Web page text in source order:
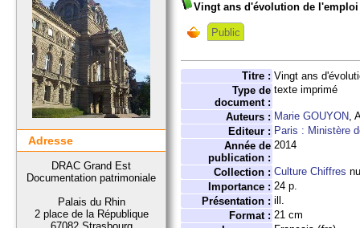
Vingt ans d'évolution de
Public
Titre : Vingt ans
Type de
document :
texte imprimé
Auteurs : Marie GOUYON,
Editeur : Paris : Ministère
Année de
publication :
2014
Collection : Culture Chiffres
Importance : 24 p.
Présentation : ill.
Format : 21 cm
Adresse
DRAC Grand Est
Documentation patrimoniale
Palais du Rhin
2 place de la République